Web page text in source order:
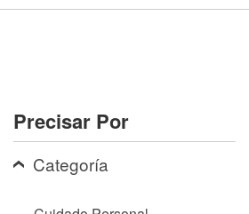
Nota:
accesibilidad.
Presione
Control-
Precisar Por
Categoría